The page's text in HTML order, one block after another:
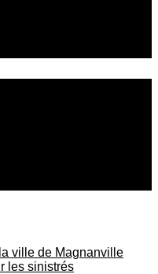
ville de Magnanville
les sinistrés